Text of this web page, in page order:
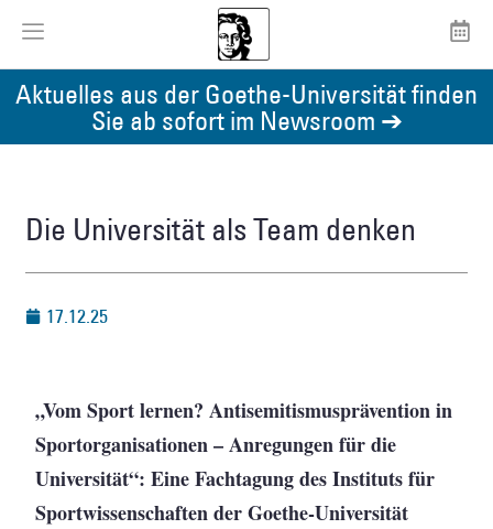
Aktuelles aus der Goethe-Universität finden
Sie ab sofort im Newsroom ➔
Die Universität als Team denken
17.12.25
„Vom Sport lernen? Antisemitismusprävention in
Sportorganisationen – Anregungen für die
Universität“: Eine Fachtagung des Instituts für
Sportwissenschaften der Goethe-Universität